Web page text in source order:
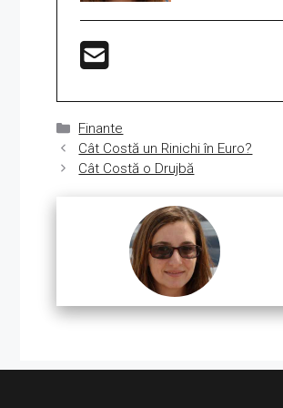
Categorii
Finante
Cât Costă un Rinichi în Euro?
Cât Costă o Drujbă